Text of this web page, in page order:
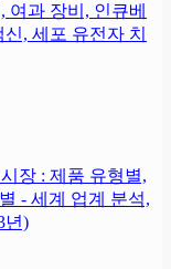
여과 장비, 인큐베
, 세포 유전자 치
장 : 제품 유형별,
- 세계 업계 분석,
년)